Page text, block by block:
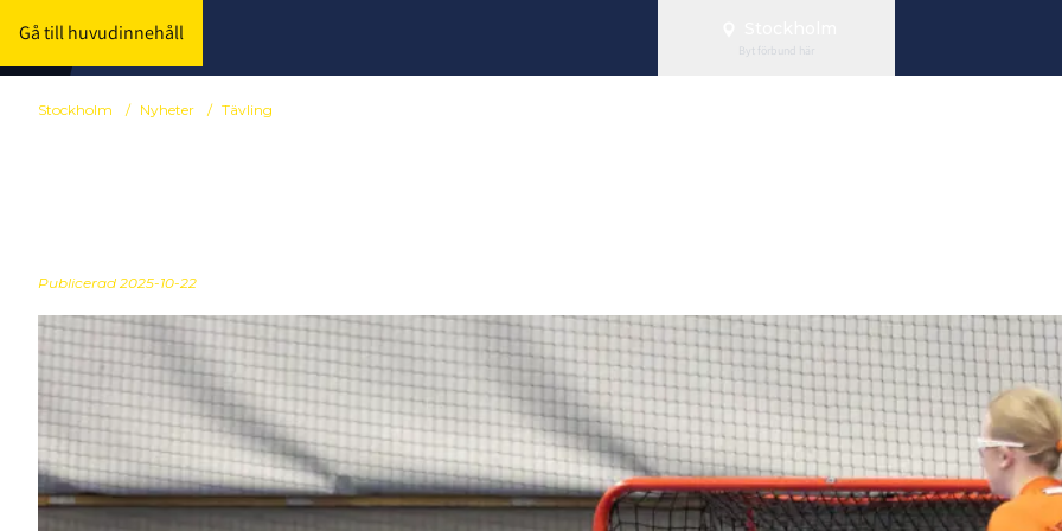
Gå till huvudinnehåll
Byt förbund här
Stockholm / Nyheter / Tävling
Publicerad 2025-10-22